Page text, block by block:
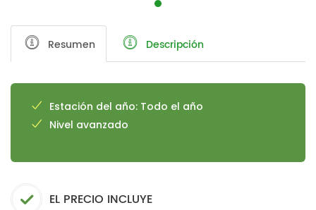
Resumen Descripción
Estación del año: Todo el año
Nivel avanzado
EL PRECIO INCLUYE